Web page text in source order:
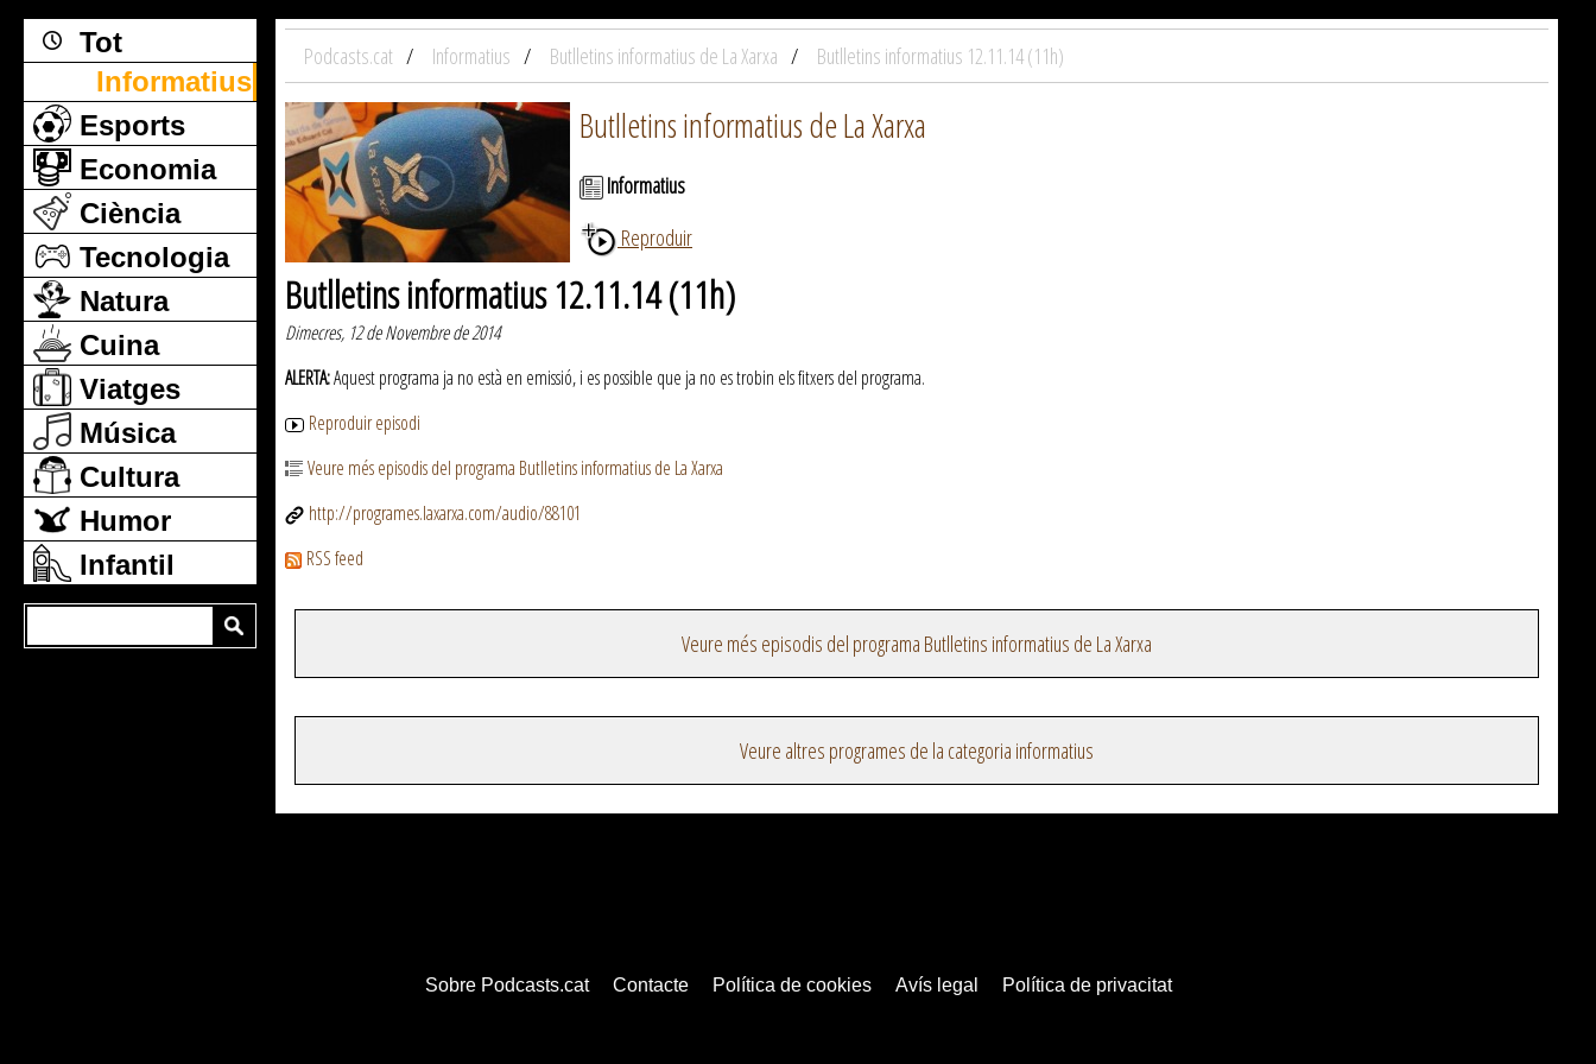
Tot
Informatius
Esports
Economia
Ciència
Tecnologia
Natura
Cuina
Viatges
Música
Cultura
Humor
Infantil
Podcasts.cat Informatius Butlletins informatius de La Xarxa Butlletins informatius 12.11.14 (11h)
Butlletins informatius de La Xarxa
Informatius
Reproduir
Butlletins informatius 12.11.14 (11h)
Dimecres, 12 de Novembre de 2014
ALERTA:Aquest programa ja no està en emissió, i es possible que ja no es trobin els fitxers del programa.
Reproduir episodi
Veure més episodis del programa Butlletins informatius de La Xarxa
http://programes.laxarxa.com/audio/88101
RSS feed
Veure més episodis del programa Butlletins informatius de La Xarxa
Veure altres programes de la categoria informatius
Sobre Podcasts.cat Contacte Política de cookies Avís legal Política de privacitat